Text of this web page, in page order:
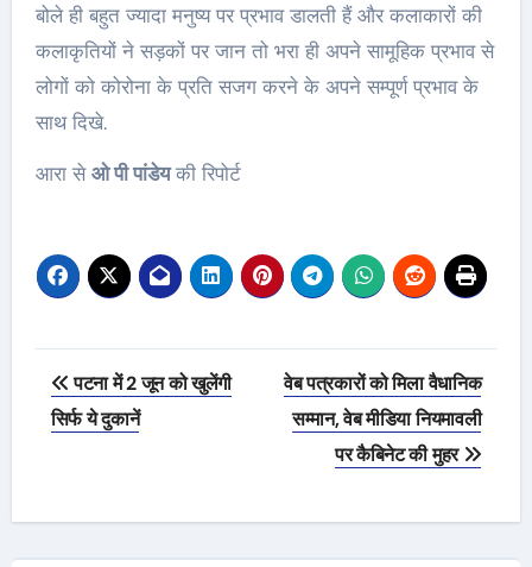
बोले ही बहुत ज्यादा मनुष्य पर प्रभाव डालती हैं और कलाकारों की
कलाकृतियों ने सड़कों पर जान तो भरा ही अपने सामूहिक प्रभाव से
लोगों को कोरोना के प्रति सजग करने के अपने सम्पूर्ण प्रभाव के
साथ दिखे.
आरा सेओ पी पांडेयकी रिपोर्ट
Post
navigation
पटना में 2 जून को खुलेंगी
सिर्फ ये दुकानें
वेब पत्रकारों को मिला वैधानिक
सम्मान, वेब मीडिया नियमावली
पर कैबिनेट की मुहर